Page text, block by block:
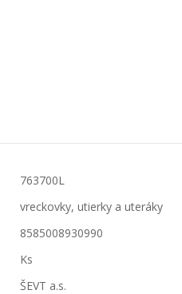
763700L
vreckovky, utierky a uteráky
8585008930990
Ks
ŠEVT a.s.